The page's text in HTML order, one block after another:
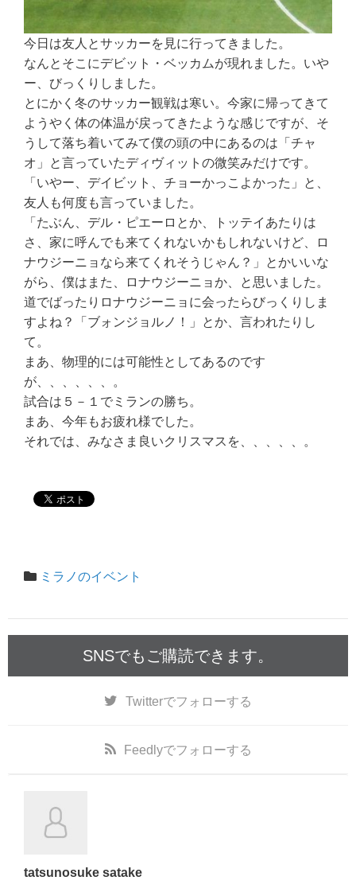
今日は友人とサッカーを見に行ってきました。
なんとそこにデビット・ベッカムが現れました。いや
ー、びっくりしました。
とにかく冬のサッカー観戦は寒い。今家に帰ってきて
ようやく体の体温が戻ってきたような感じですが、そ
うして落ち着いてみて僕の頭の中にあるのは「チャ
オ」と言っていたディヴィットの微笑みだけです。
「いやー、デイビット、チョーかっこよかった」と、
友人も何度も言っていました。
「たぶん、デル・ピエーロとか、トッテイあたりは
さ、家に呼んでも来てくれないかもしれないけど、ロ
ナウジーニョなら来てくれそうじゃん？」とかいいな
がら、僕はまた、ロナウジーニョか、と思いました。
道でばったりロナウジーニョに会ったらびっくりしま
すよね？「ブォンジョルノ！」とか、言われたりし
て。
まあ、物理的には可能性としてあるのです
が、、、、、、。
試合は５－１でミランの勝ち。
まあ、今年もお疲れ様でした。
それでは、みなさま良いクリスマスを、、、、、。
ミラノのイベント
SNSでもご購読できます。
Twitterでフォローする
Feedlyでフォローする
tatsunosuke satake